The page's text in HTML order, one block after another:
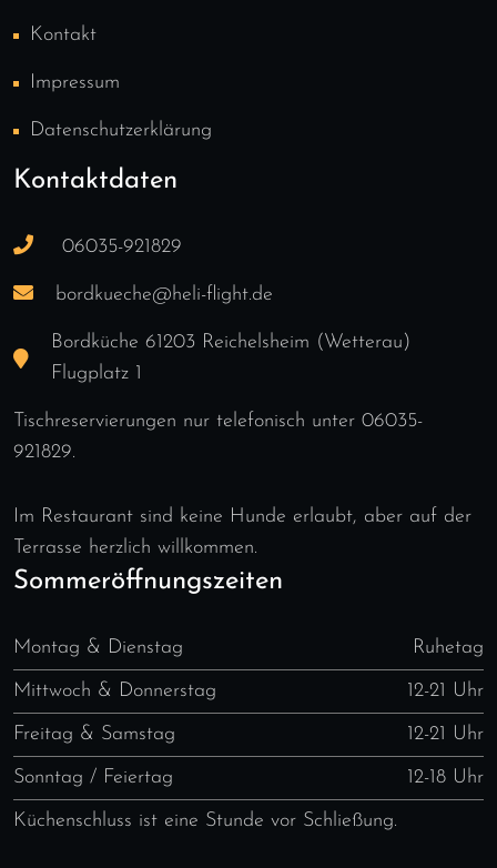
Kontakt
Impressum
Datenschutzerklärung
Kontaktdaten
06035-921829
bordkueche@heli-flight.de
Bordküche 61203 Reichelsheim (Wetterau)
Flugplatz 1
Tischreservierungen nur telefonisch unter 06035-
921829.
Im Restaurant sind keine Hunde erlaubt, aber auf der
Terrasse herzlich willkommen.
Sommeröffnungszeiten
Montag & Dienstag Ruhetag
Mittwoch & Donnerstag 12-21 Uhr
Freitag & Samstag 12-21 Uhr
Sonntag / Feiertag 12-18 Uhr
Küchenschluss ist eine Stunde vor Schließung.